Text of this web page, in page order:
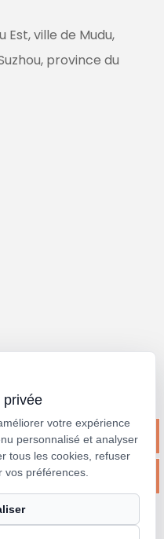
Est, ville de Mudu,
province du
Arts&crafts Co.,
privée
votre expérience
personnalisé et analyser
tous les cookies, refuser
préférences.